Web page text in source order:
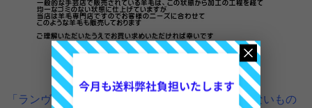
「ランヴィエ羊毛」はニードルワークには欠かせないもの